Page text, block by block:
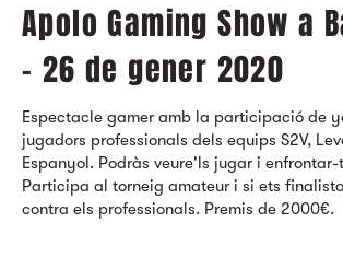
Apolo Gaming Show a
- 26 de gener 2020
Espectacle gamer amb la participació de
jugadors professionals dels equips S2V,
Espanyol. Podràs veure'ls jugar i
Participa al torneig amateur i si ets
contra els professionals. Premis de 2000€.